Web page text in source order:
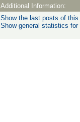
Additional Information:
Show the last posts of this
Show general statistics for